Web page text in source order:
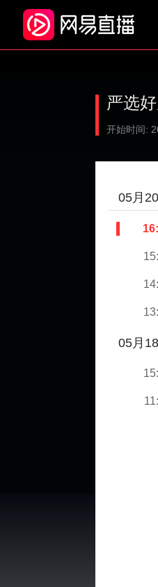
严选
开始时间:
05月
05月